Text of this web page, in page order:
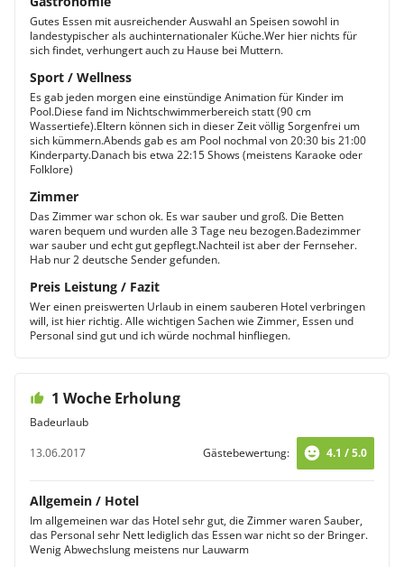
Gutes Essen mit ausreichender Auswahl an Speisen sowohl in
landestypischer als auchinternationaler Küche.Wer hier nichts für
sich findet, verhungert auch zu Hause bei Muttern.
Sport / Wellness
Es gab jeden morgen eine einstündige Animation für Kinder im
Pool.Diese fand im Nichtschwimmerbereich statt (90 cm
Wassertiefe).Eltern können sich in dieser Zeit völlig Sorgenfrei um
sich kümmern.Abends gab es am Pool nochmal von 20:30 bis 21:00
Kinderparty.Danach bis etwa 22:15 Shows (meistens Karaoke oder
Folklore)
Zimmer
Das Zimmer war schon ok. Es war sauber und groß. Die Betten
waren bequem und wurden alle 3 Tage neu bezogen.Badezimmer
war sauber und echt gut gepflegt.Nachteil ist aber der Fernseher.
Hab nur 2 deutsche Sender gefunden.
Preis Leistung / Fazit
Wer einen preiswerten Urlaub in einem sauberen Hotel verbringen
will, ist hier richtig. Alle wichtigen Sachen wie Zimmer, Essen und
Personal sind gut und ich würde nochmal hinfliegen.
1 Woche Erholung
Badeurlaub
13.06.2017
Gästebewertung: 4.1 / 5.0
Allgemein / Hotel
Im allgemeinen war das Hotel sehr gut, die Zimmer waren Sauber,
das Personal sehr Nett lediglich das Essen war nicht so der Bringer.
Wenig Abwechslung meistens nur Lauwarm